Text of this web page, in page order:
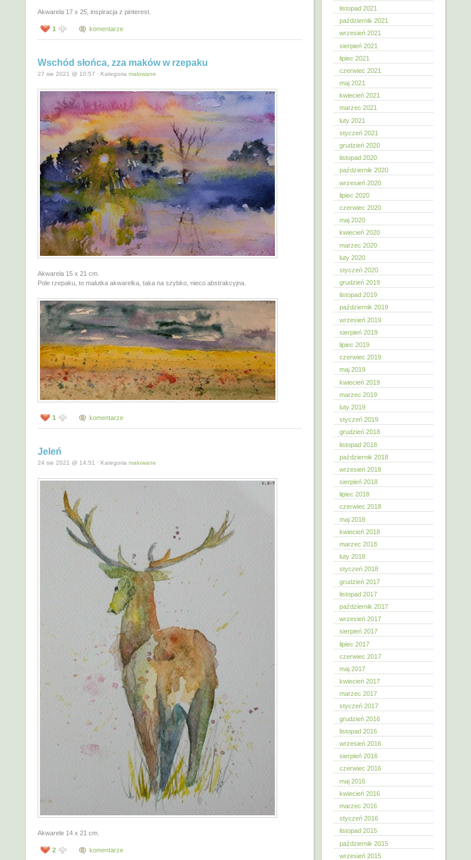
Akwarela 17 x 25, inspiracja z pinterest.
1 komentarze
Wschód słońca, zza maków w rzepaku
27 sie 2021 @ 10:57 · Kategoria malowane
Akwarela 15 x 21 cm.
Pole rzepaku, to malutka akwarelka, taka na szybko, nieco abstrakcyjna.
1 komentarze
Jeleń
24 sie 2021 @ 14:51 · Kategoria malowane
Akwarele 14 x 21 cm.
2 komentarze
listopad 2021
październik 2021
wrzesień 2021
sierpień 2021
lipiec 2021
czerwiec 2021
maj 2021
kwiecień 2021
marzec 2021
luty 2021
styczeń 2021
grudzień 2020
listopad 2020
październik 2020
wrzesień 2020
lipiec 2020
czerwiec 2020
maj 2020
kwiecień 2020
marzec 2020
luty 2020
styczeń 2020
grudzień 2019
listopad 2019
październik 2019
wrzesień 2019
sierpień 2019
lipiec 2019
czerwiec 2019
maj 2019
kwiecień 2019
marzec 2019
luty 2019
styczeń 2019
grudzień 2018
listopad 2018
październik 2018
wrzesień 2018
sierpień 2018
lipiec 2018
czerwiec 2018
maj 2018
kwiecień 2018
marzec 2018
luty 2018
styczeń 2018
grudzień 2017
listopad 2017
październik 2017
wrzesień 2017
sierpień 2017
lipiec 2017
czerwiec 2017
maj 2017
kwiecień 2017
marzec 2017
styczeń 2017
grudzień 2016
listopad 2016
wrzesień 2016
sierpień 2016
czerwiec 2016
maj 2016
kwiecień 2016
marzec 2016
styczeń 2016
listopad 2015
październik 2015
wrzesień 2015